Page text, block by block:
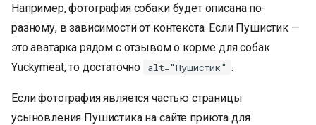
Например, фотография собаки будет описана по-
разному, в зависимости от контекста. Если Пушистик —
это аватарка рядом с отзывом о корме для собак
Yuckymeat, то достаточно
alt="Пушистик" .
Если фотография является частью страницы
усыновления Пушистика на сайте приюта для